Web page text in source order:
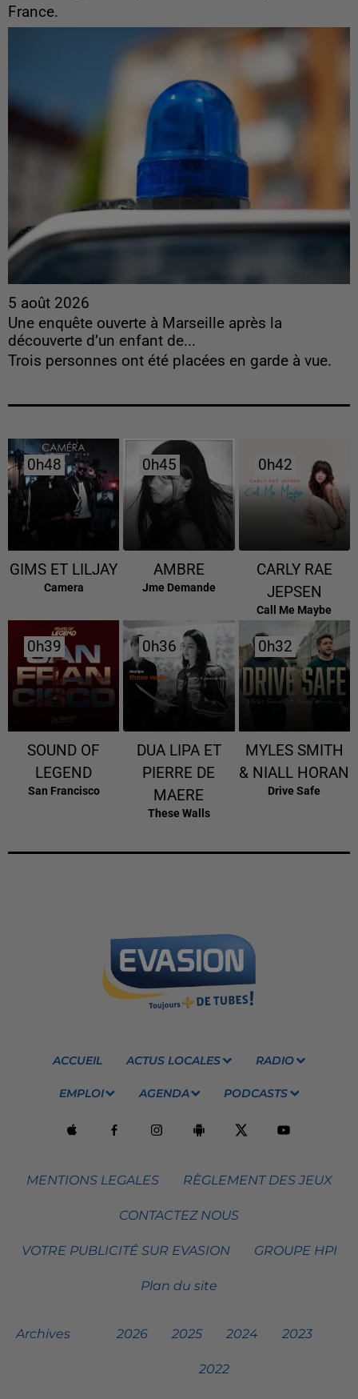
France.
5 août 2026
Une enquête ouverte à Marseille après la
découverte d’un enfant de...
Trois personnes ont été placées en garde à vue.
0h48
0h48
GIMS ET LILJAY
Camera
0h45
0h45
AMBRE
Jme Demande
0h42
0h42
CARLY RAE
JEPSEN
Call Me Maybe
0h39
0h39
SOUND OF
LEGEND
San Francisco
0h36
0h36
DUA LIPA ET
PIERRE DE
MAERE
These Walls
0h32
0h32
MYLES SMITH
& NIALL HORAN
Drive Safe
ACCUEIL ACTUS LOCALES RADIO
EMPLOI AGENDA PODCASTS
MENTIONS LEGALES RÈGLEMENT DES JEUX
CONTACTEZ NOUS
VOTRE PUBLICITÉ SUR EVASION GROUPE HPI
Plan du site
Archives 2026 2025 2024 2023
2022